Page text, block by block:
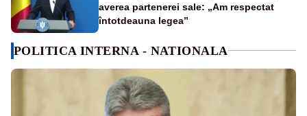
averea partenerei sale: „Am respectat
întotdeauna legea”
POLITICA INTERNA - NATIONALA